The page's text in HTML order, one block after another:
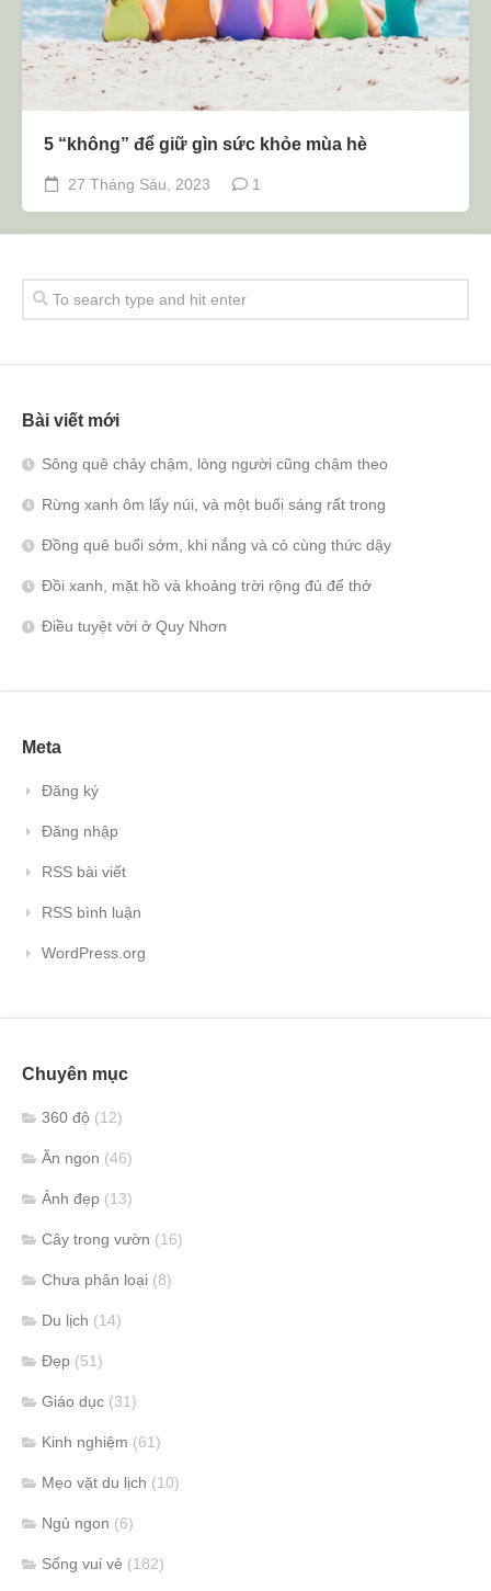
5 “không” để giữ gìn sức khỏe mùa hè
27 Tháng Sáu, 2023 1
Bài viết mới
Sông quê chảy chậm, lòng người cũng chậm theo
Rừng xanh ôm lấy núi, và một buổi sáng rất trong
Đồng quê buổi sớm, khi nắng và cỏ cùng thức dậy
Đồi xanh, mặt hồ và khoảng trời rộng đủ để thở
Điều tuyệt vời ở Quy Nhơn
Meta
Đăng ký
Đăng nhập
RSS bài viết
RSS bình luận
WordPress.org
Chuyên mục
360 độ (12)
Ăn ngon (46)
Ảnh đẹp (13)
Cây trong vườn (16)
Chưa phân loại (8)
Du lịch (14)
Đẹp (51)
Giáo dục (31)
Kinh nghiệm (61)
Mẹo vặt du lịch (10)
Ngủ ngon (6)
Sống vui vẻ (182)